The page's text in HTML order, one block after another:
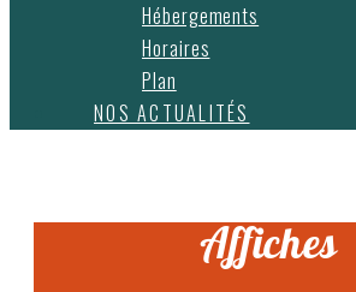
Hébergements
Horaires
Plan
NOS ACTUALITÉS
Affiches